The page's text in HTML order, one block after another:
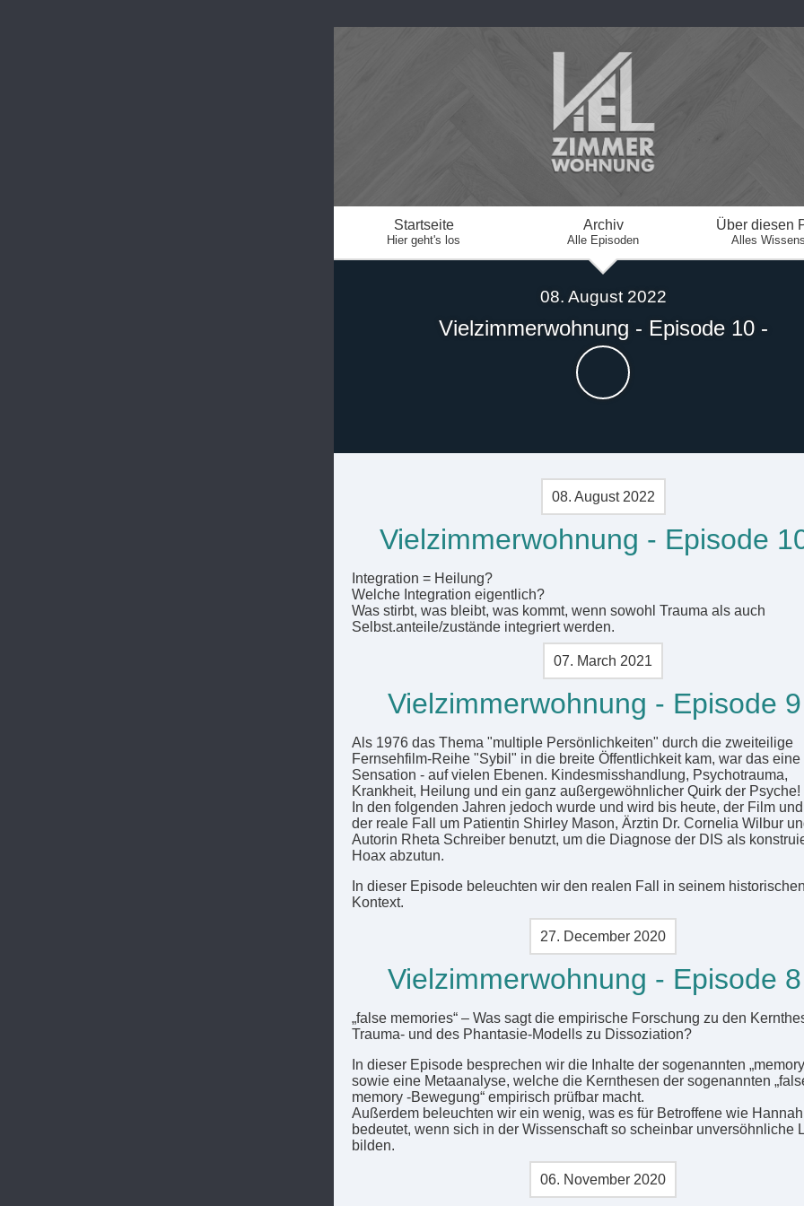
Startseite
Hier geht's los
Archiv
Alle Episoden
Über diesen
Alles
08. August 2022
Vielzimmerwohnung - Episode 10 -
08. August 2022
Vielzimmerwohnung - Episode
Integration = Heilung?
Welche Integration eigentlich?
Was stirbt, was bleibt, was kommt, wenn sowohl Trauma als auch
Selbst.anteile/zustände integriert werden.
07. March 2021
Vielzimmerwohnung - Episode
Als 1976 das Thema "multiple Persönlichkeiten" durch die zweiteilige
Fernsehfilm-Reihe "Sybil" in die breite Öffentlichkeit kam, war das eine
Sensation - auf vielen Ebenen. Kindesmisshandlung, Psychotrauma,
Krankheit, Heilung und ein ganz außergewöhnlicher Quirk der Psyche!
In den folgenden Jahren jedoch wurde und wird bis heute, der Film
der reale Fall um Patientin Shirley Mason, Ärztin Dr. Cornelia Wilbur
Autorin Rheta Schreiber benutzt, um die Diagnose der DIS als
Hoax abzutun.
In dieser Episode beleuchten wir den realen Fall in seinem
Kontext.
27. December 2020
Vielzimmerwohnung - Episode
„false memories“ – Was sagt die empirische Forschung zu den
Trauma- und des Phantasie-Modells zu Dissoziation?
In dieser Episode besprechen wir die Inhalte der sogenannten
sowie eine Metaanalyse, welche die Kernthesen der sogenannten
memory -Bewegung“ empirisch prüfbar macht.
Außerdem beleuchten wir ein wenig, was es für Betroffene wie Hannah
bedeutet, wenn sich in der Wissenschaft so scheinbar unversöhnliche
bilden.
06. November 2020